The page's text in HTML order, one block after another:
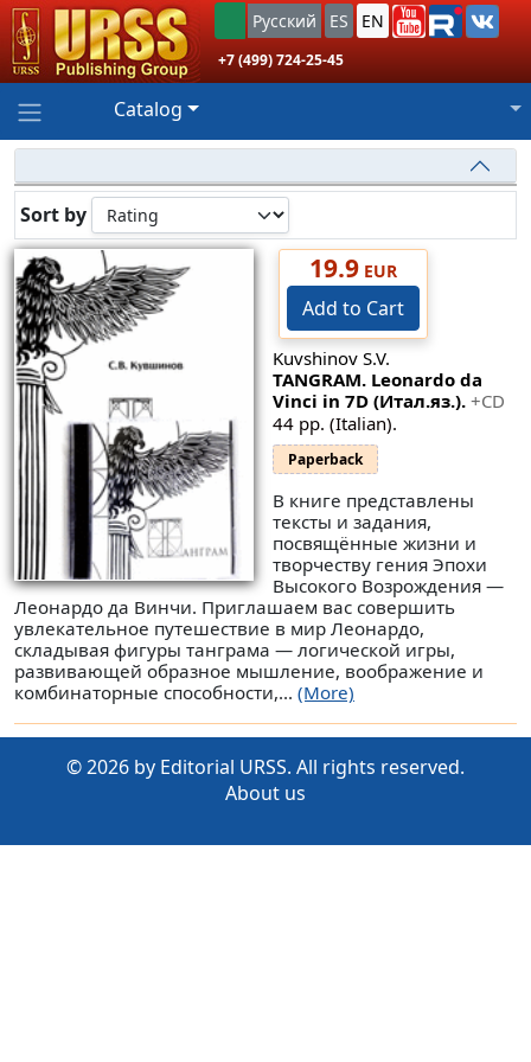
Русский ES EN
+7 (499) 724-25-45
Catalog
Sort by
19.9EUR
Add to Cart
Kuvshinov S.V.
TANGRAM. Leonardo da
Vinci in 7D (Итал.яз.). +CD
44 pp. (Italian).
Paperback
В книге представлены
тексты и задания,
посвящённые жизни и
творчеству гения Эпохи
Высокого Возрождения —
Леонардо да Винчи. Приглашаем вас совершить
увлекательное путешествие в мир Леонардо,
складывая фигуры танграма — логической игры,
развивающей образное мышление, воображение и
комбинаторные способности,... (More)
© 2026 by Editorial URSS. All rights reserved.
About us